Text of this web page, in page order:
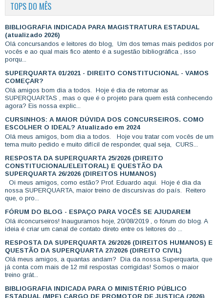
TOPS DO MÊS
BIBLIOGRAFIA INDICADA PARA MAGISTRATURA ESTADUAL
(atualizado 2026)
Olá concursandos e leitores do blog, Um dos temas mais pedidos por
vocês e ao qual mais fico atento é a sugestão bibliográfica , isso
porqu...
SUPERQUARTA 01/2021 - DIREITO CONSTITUCIONAL - VAMOS
COMEÇAR?
Olá amigos bom dia a todos. Hoje é dia de retomar as
SUPERQUARTAS , mas o que é o projeto para quem está conhecendo
agora? Eis nossa explic...
CURSINHOS: A MAIOR DÚVIDA DOS CONCURSEIROS. COMO
ESCOLHER O IDEAL? Atualizado em 2024
Olá meus amigos, bom dia a todos. Hoje vou tratar com vocês de um
tema muito pedido e muito difícil de responder, qual seja, CURS...
RESPOSTA DA SUPERQUARTA 25/2026 (DIREITO
CONSTITUCIONAL/ELEITORAL) E QUESTÃO DA
SUPERQUARTA 26/2026 (DIREITOS HUMANOS)
Oi meus amigos, como estão? Prof. Eduardo aqui. Hoje é dia da
nossa SUPERQUARTA, maior treino de discursivas do país. Reitero
que, o pro...
FÓRUM DO BLOG - ESPAÇO PARA VOCÊS SE AJUDAREM
Olá #concurseiros! Inauguramos hoje, 20/08/2019 , o fórum do blog. A
ideia é criar um canal de contato direto entre os leitores do ...
RESPOSTA DA SUPERQUARTA 26/2026 (DIREITOS HUMANOS) E
QUESTÃO DA SUPERQUARTA 27/2026 (DIREITO CIVIL)
Olá meus amigos, a quantas andam? Dia da nossa Superquarta, que
já conta com mais de 12 mil respostas corrigidas! Somos o maior
treino grát...
BIBLIOGRAFIA INDICADA PARA O MINISTÉRIO PÚBLICO
ESTADUAL (MPE) CARGO DE PROMOTOR DE JUSTIÇA (2026)